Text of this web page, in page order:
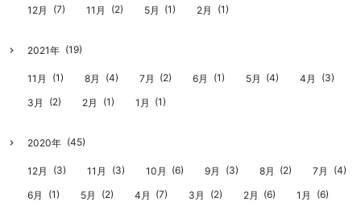
12月 (7) 11月 (2) 5月 (1) 2月 (1)
2021年 (19)
11月 (1) 8月 (4) 7月 (2) 6月 (1) 5月 (4) 4月 (3)
3月 (2) 2月 (1) 1月 (1)
2020年 (45)
12月 (3) 11月 (3) 10月 (6) 9月 (3) 8月 (2) 7月 (4)
6月 (1) 5月 (2) 4月 (7) 3月 (2) 2月 (6) 1月 (6)